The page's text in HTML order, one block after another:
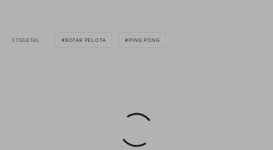
ETIQUETAS BOTAR PELOTA PING PONG